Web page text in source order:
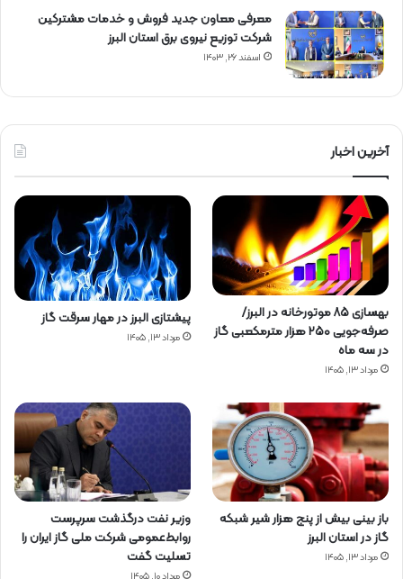
معرفی معاون جدید فروش و خدمات مشتركین
شركت توزیع نیروی برق استان البرز
اسفند ۲۶, ۱۴۰۳
آخرین اخبار
بهسازی ۸۵ موتورخانه در البرز/
صرفه‌جویی ۲۵۰ هزار مترمکعبی گاز
در سه ماه
مرداد ۱۳, ۱۴۰۵
پیشتازی البرز در مهار سرقت گاز
مرداد ۱۳, ۱۴۰۵
باز بینی بیش از پنج هزار شیر شبکه
گاز در استان البرز
مرداد ۱۳, ۱۴۰۵
وزیر نفت درگذشت سرپرست
روابط‌عمومی شرکت ملی گاز ایران را
تسلیت گفت